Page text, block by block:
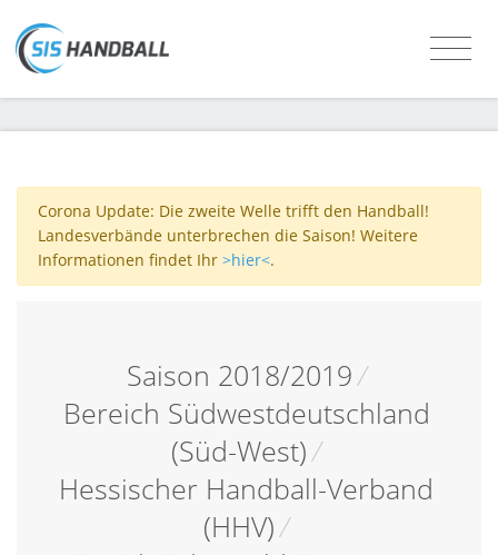
Corona Update: Die zweite Welle trifft den Handball!
Landesverbände unterbrechen die Saison! Weitere
Informationen findet Ihr >hier<.
Saison 2018/2019/
Bereich Südwestdeutschland
(Süd-West)/
Hessischer Handball-Verband
(HHV)/